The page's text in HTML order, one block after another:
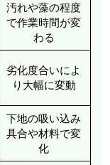
汚れや藻の程度
で作業時間が変
わる
劣化度合いによ
り大幅に変動
下地の吸い込み
具合や材料で変
化